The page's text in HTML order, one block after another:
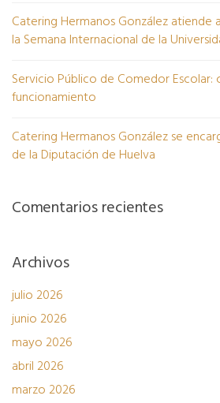
Catering Hermanos González atiende
la Semana Internacional de la
Servicio Público de Comedor Escolar:
funcionamiento
Catering Hermanos González se
de la Diputación de Huelva
Comentarios recientes
Archivos
julio 2026
junio 2026
mayo 2026
abril 2026
marzo 2026